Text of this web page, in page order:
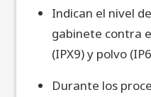
Indican el nivel
gabinete contra
(IPX9) y polvo
Durante los